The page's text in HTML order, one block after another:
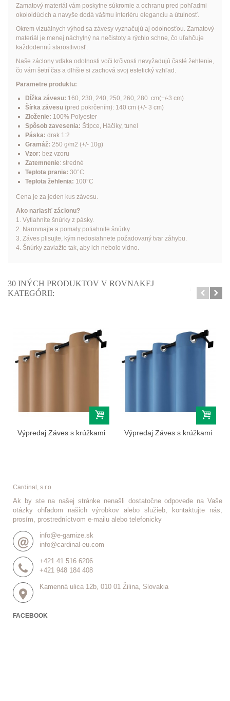
Zamatový materiál vám poskytne súkromie a ochranu pred pohľadmi
okoloidúcich a navyše dodá vášmu interiéru eleganciu a útulnosť.
Okrem vizuálnych výhod sa závesy vyznačujú aj odolnosťou. Zamatový
materiál je menej náchylný na nečistoty a rýchlo schne, čo uľahčuje
každodennú starostlivosť.
Naše záclony vďaka odolnosti voči krčivosti nevyžadujú časté žehlenie,
čo vám šetrí čas a dlhšie si zachová svoj estetický vzhľad.
Parametre produktu:
Dĺžka závesu: 160, 230, 240, 250, 260, 280 cm(+/-3 cm)
Šírka závesu(pred pokrčením): 140 cm (+/- 3 cm)
Zloženie: 100% Polyester
Spôsob zavesenia: Štipce, Háčiky, tunel
Páska: drak 1:2
Gramáž: 250 g/m2 (+/- 10g)
Vzor: bez vzoru
Zatemnenie: stredné
Teplota prania: 30°C
Teplota žehlenia: 100°C
Cena je za jeden kus závesu.
Ako nariasiť záclonu?
1. Vytiahnite šnúrky z pásky.
2. Narovnajte a pomaly potiahnite šnúrky.
3. Záves plisujte, kým nedosiahnete požadovaný tvar záhybu.
4. Šnúrky zaviažte tak, aby ich nebolo vidno.
30 INÝCH PRODUKTOV V ROVNAKEJ
KATEGÓRII:
Výpredaj Záves s krúžkami
Výpredaj Záves s krúžkami
Cardinal, s.r.o.
Ak by ste na našej stránke nenašli dostatočne odpovede na Vaše
otázky ohľadom našich výrobkov alebo služieb, kontaktujte nás,
prosím, prostredníctvom e-mailu alebo telefonicky
info@e-garnize.sk
info@cardinal-eu.com
+421 41 516 6206
+421 948 184 408
Kamenná ulica 12b, 010 01 Žilina, Slovakia
FACEBOOK